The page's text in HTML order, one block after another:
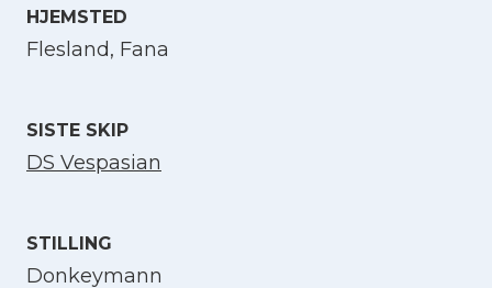
HJEMSTED
Flesland, Fana
SISTE SKIP
DS Vespasian
STILLING
Donkeymann
Velg språk
English